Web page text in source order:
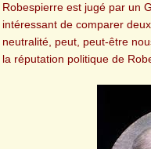
Robespierre est jugé par un
intéressant de comparer
neutralité, peut, peut-être
la réputation politique de